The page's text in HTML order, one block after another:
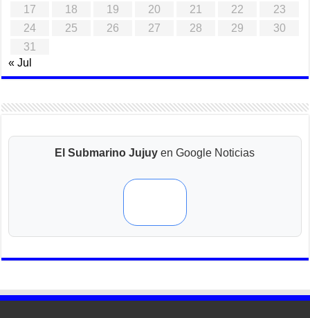
17
18 19 20 21 22
23
24
25 26 27 28 29
30
31
« Jul
El Submarino Jujuy en Google Noticias